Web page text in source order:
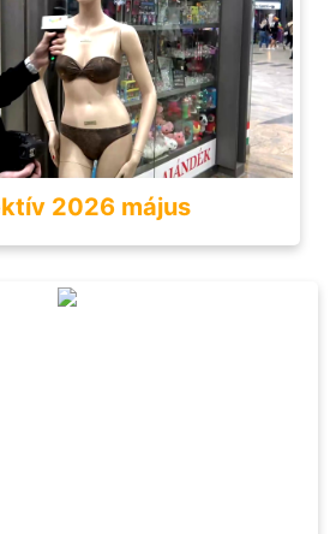
2026 május